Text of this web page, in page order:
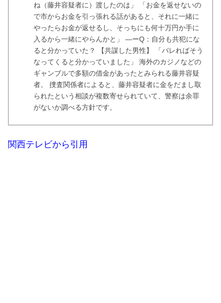
ね（藤井容疑者に）渡したのは」 「お金を返せないの
で市からお金を引っ張れる話があると、それに一緒に
やったらお金が返せるし、そっちにも何十万円か手に
入るから一緒にやらんかと」 ―ーQ：自分も共犯にな
ると分かっていた？ 【共謀した男性】 「バレればそう
なってくると分かっていました」 海外のカジノなどの
ギャンブルで多額の借金があったとみられる藤井容疑
者。 捜査関係者によると、藤井容疑者に金をだまし取
られたという相談が複数寄せられていて、警察は余罪
がないか調べる方針です。
関西テレビから引用